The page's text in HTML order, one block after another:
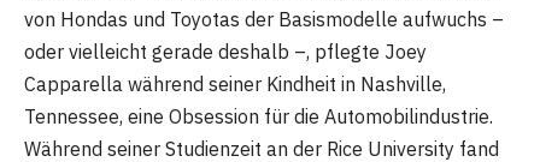
von Hondas und Toyotas der Basismodelle aufwuchs –
oder vielleicht gerade deshalb –, pflegte Joey
Capparella während seiner Kindheit in Nashville,
Tennessee, eine Obsession für die Automobilindustrie.
Während seiner Studienzeit an der Rice University fand